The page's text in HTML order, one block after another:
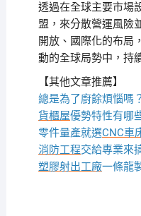
透過在全球主要市場
盟，來分散營運風險
開放、國際化的布局
動的全球局勢中，持
【其他文章推薦】
總是為了廚餘煩惱嗎？
貨櫃屋優勢特性有哪
零件量產就選CNC車
消防工程交給專業來
塑膠射出工廠一條龍